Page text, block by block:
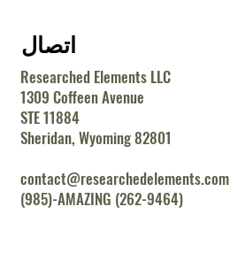
اتصال
Researched Elements LLC
1309 Coffeen Avenue
STE 11884
Sheridan, Wyoming 82801
contact@researchedelements.com
(985)-AMAZING (262-9464)